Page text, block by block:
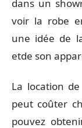
dans un
voir la robe
une idée de
etde son
La location
peut coûter
pouvez